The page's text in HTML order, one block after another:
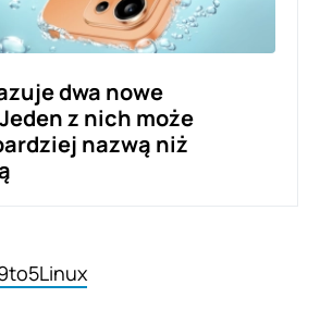
dwa nowe
z nich może
nazwą niż